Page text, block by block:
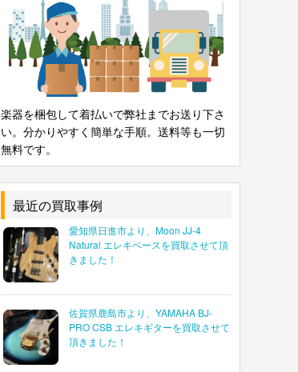
楽器を梱包して着払いで弊社までお送り下さ
い。分かりやすく簡単な手順。送料等も一切
無料です。
最近の買取事例
愛知県日進市より、Moon JJ-4
Natural エレキベースを買取させて頂
きました！
佐賀県鹿島市より、YAMAHA BJ-
PRO CSB エレキギターを買取させて
頂きました！